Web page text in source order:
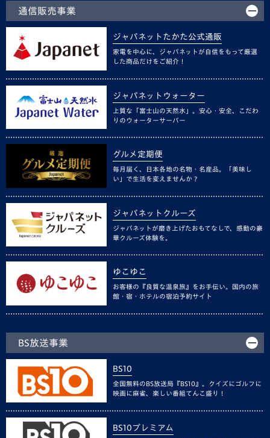
通信販売事業
ジャパネットたかた公式通販
家電を中心に、ジャパネットが自信をもって厳選
した商品だけをご紹介！
ジャパネットウォーター
上質な「富士山の天然水」。安心・安全、こだわ
りのウォーターサーバー
グルメ定期便
毎月届く、日本各地の名物・名産品。「美味し
い」で生活を変えませんか？
ジャパネットクルーズ
ジャパネットが磨き上げたおもてなしで、感動の豪
華クルーズ体験を。
ゆこゆこ
お客様の『良質な温泉旅』をお手伝い。国内の旅
館・宿・ホテルの宿泊予約サイト
BS放送事業
BS10
全国無料のBS放送局『BS10』。クイズにゴルフに
映画に麻雀、楽しい番組てんこ盛り！
BS10プレミアム